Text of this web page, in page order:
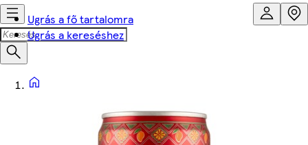
Ugrás a fő tartalomra
Ugrás a kereséshez